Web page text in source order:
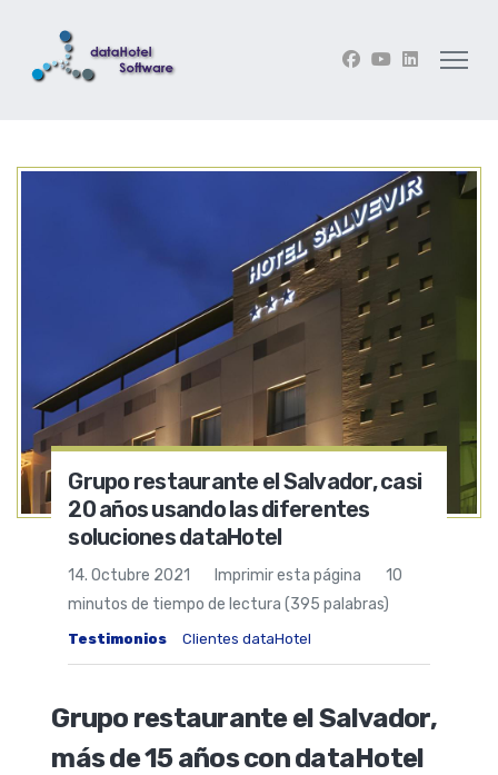
Grupo restaurante el Salvador, casi
20 años usando las diferentes
soluciones dataHotel
14. Octubre 2021 Imprimir esta página
10
minutos de tiempo de lectura (395 palabras)
Testimonios Clientes dataHotel
Grupo restaurante el Salvador,
más de 15 años con dataHotel